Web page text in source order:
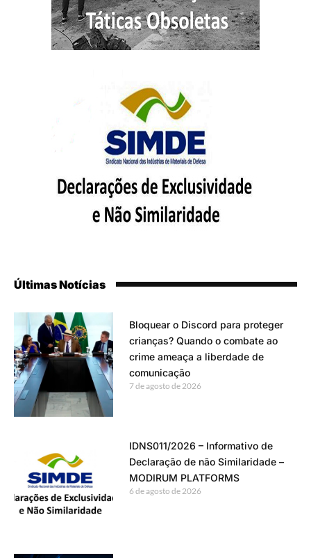
Últimas Notícias
Bloquear o Discord para proteger
crianças? Quando o combate ao
crime ameaça a liberdade de
comunicação
7 de agosto de 2026
IDNS011/2026 – Informativo de
Declaração de não Similaridade –
MODIRUM PLATFORMS
6 de agosto de 2026